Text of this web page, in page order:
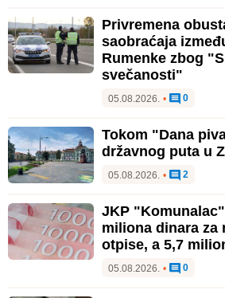
Privremena
saobraćaja
Rumenke zbog
svečanosti"
05.08.2026. • 0
Tokom "Dana
državnog puta u
05.08.2026. • 2
JKP
miliona dinara za
otpise, a 5,7
05.08.2026. • 0